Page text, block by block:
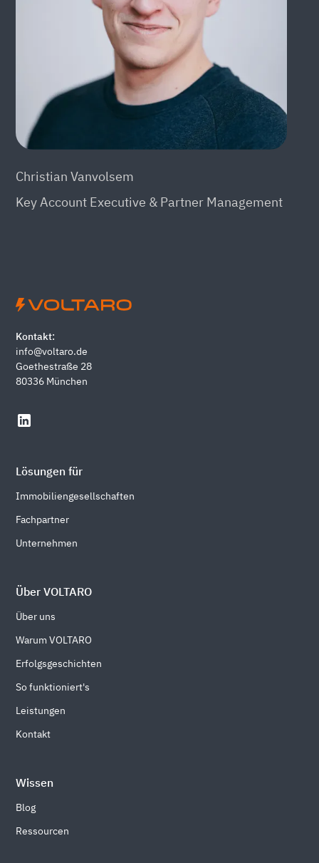
Christian Vanvolsem
Key Account Executive & Partner Management
Kontakt:
info@voltaro.de
Goethestraße 28
80336 München
Lösungen für
Immobiliengesellschaften
Fachpartner
Unternehmen
Über VOLTARO
Über uns
Warum VOLTARO
Erfolgsgeschichten
So funktioniert's
Leistungen
Kontakt
Wissen
Blog
Ressourcen